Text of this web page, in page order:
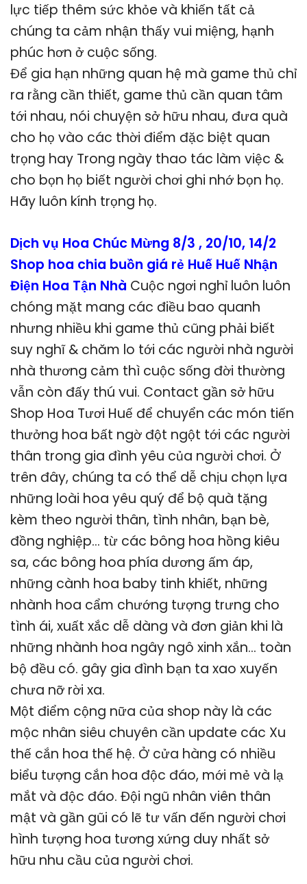
lực tiếp thêm sức khỏe và khiến tất cả
chúng ta cảm nhận thấy vui miệng, hạnh
phúc hơn ở cuộc sống.
Để gia hạn những quan hệ mà game thủ chỉ
ra rằng cần thiết, game thủ cần quan tâm
tới nhau, nói chuyện sở hữu nhau, đưa quà
cho họ vào các thời điểm đặc biệt quan
trọng hay Trong ngày thao tác làm việc &
cho bọn họ biết người chơi ghi nhớ bọn họ.
Hãy luôn kính trọng họ.
Dịch vụ Hoa Chúc Mừng 8/3 , 20/10, 14/2
Shop hoa chia buồn giá rẻ Huế Huế Nhận
Điện Hoa Tận Nhà Cuộc ngơi nghỉ luôn luôn
chóng mặt mang các điều bao quanh
nhưng nhiều khi game thủ cũng phải biết
suy nghĩ & chăm lo tới các người nhà người
nhà thương cảm thì cuộc sống đời thường
vẫn còn đấy thú vui. Contact gần sở hữu
Shop Hoa Tươi Huế để chuyển các món tiến
thưởng hoa bất ngờ đột ngột tới các người
thân trong gia đình yêu của người chơi. Ở
trên đây, chúng ta có thể dễ chịu chọn lựa
những loài hoa yêu quý để bộ quà tặng
kèm theo người thân, tình nhân, bạn bè,
đồng nghiệp… từ các bông hoa hồng kiêu
sa, các bông hoa phía dương ấm áp,
những cành hoa baby tinh khiết, những
nhành hoa cẩm chướng tượng trưng cho
tình ái, xuất xắc dễ dàng và đơn giản khi là
những nhành hoa ngây ngô xinh xắn… toàn
bộ đều có. gây gia đình bạn ta xao xuyến
chưa nỡ rời xa.
Một điểm cộng nữa của shop này là các
mộc nhân siêu chuyên cần update các Xu
thế cắn hoa thế hệ. Ở cửa hàng có nhiều
biểu tượng cắn hoa độc đáo, mới mẻ và lạ
mắt và độc đáo. Đội ngũ nhân viên thân
mật và gần gũi có lẽ tư vấn đến người chơi
hình tượng hoa tương xứng duy nhất sở
hữu nhu cầu của người chơi.